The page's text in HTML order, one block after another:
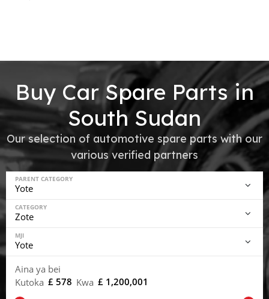
Buy Car Spare Parts in
South Sudan
Our selection of automotive spare parts with our
various verified partners
PARENT CATEGORY
CATEGORY
MJI
Aina ya bei
Kutoka £ 578 Kwa £ 1,200,001